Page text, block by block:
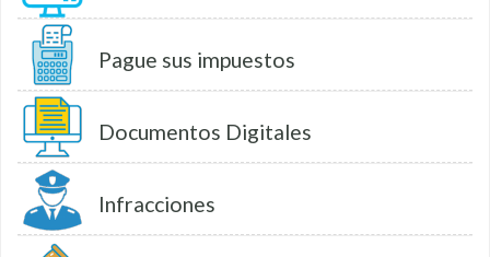
Pague sus impuestos
Documentos Digitales
Infracciones